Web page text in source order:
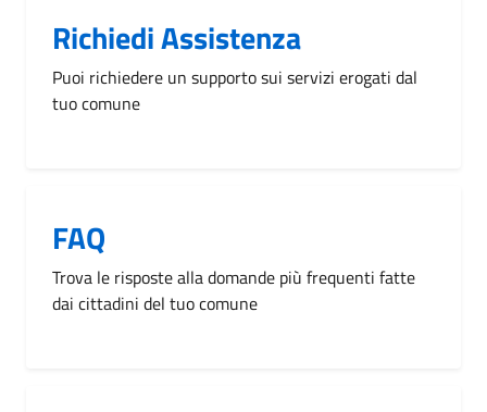
Richiedi Assistenza
Puoi richiedere un supporto sui servizi erogati dal
tuo comune
FAQ
Trova le risposte alla domande più frequenti fatte
dai cittadini del tuo comune